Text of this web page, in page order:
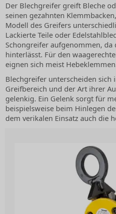
Der Blechgreifer greift Bleche
seinen gezahnten
Modell des Greifers
Lackierte Teile oder
Schongreifer aufgenommen, da
hinterlässt. Für den
eignen sich meist
Blechgreifer unterscheiden sich
Greifbereich und der Art ihrer
gelenkig. Ein Gelenk sorgt für
beispielsweise beim Hinlegen
dem verikalen Einsatz auch die